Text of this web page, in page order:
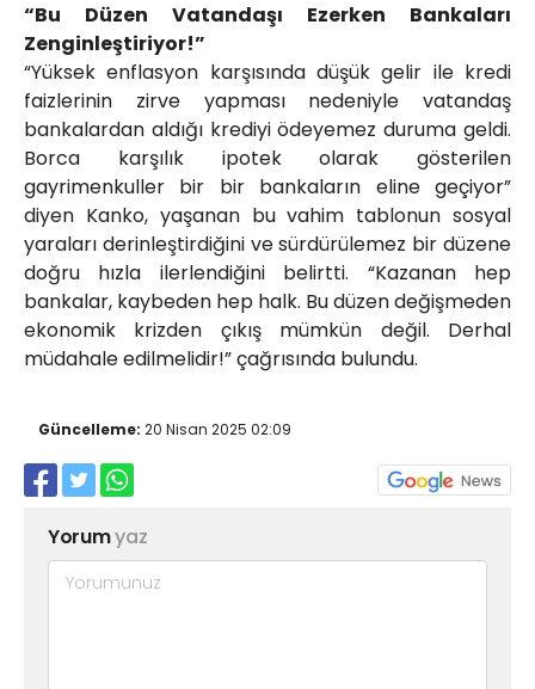
“Bu Düzen Vatandaşı Ezerken Bankaları
Zenginleştiriyor!”
“Yüksek enflasyon karşısında düşük gelir ile kredi
faizlerinin zirve yapması nedeniyle vatandaş
bankalardan aldığı krediyi ödeyemez duruma geldi.
Borca karşılık ipotek olarak gösterilen
gayrimenkuller bir bir bankaların eline geçiyor”
diyen Kanko, yaşanan bu vahim tablonun sosyal
yaraları derinleştirdiğini ve sürdürülemez bir düzene
doğru hızla ilerlendiğini belirtti. “Kazanan hep
bankalar, kaybeden hep halk. Bu düzen değişmeden
ekonomik krizden çıkış mümkün değil. Derhal
müdahale edilmelidir!” çağrısında bulundu.
Güncelleme: 20 Nisan 2025 02:09
Yorumyaz